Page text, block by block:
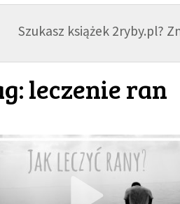
WIĘZI RODZINA NAUKA
Szukasz książek 2ryby.pl?
leczenie ran